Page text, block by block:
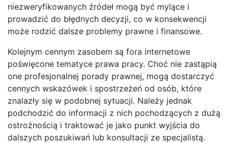
niezweryfikowanych źródeł mogą być mylące i
prowadzić do błędnych decyzji, co w konsekwencji
może rodzić dalsze problemy prawne i finansowe.
Kolejnym cennym zasobem są fora internetowe
poświęcone tematyce prawa pracy. Choć nie zastąpią
one profesjonalnej porady prawnej, mogą dostarczyć
cennych wskazówek i spostrzeżeń od osób, które
znalazły się w podobnej sytuacji. Należy jednak
podchodzić do informacji z nich pochodzących z dużą
ostrożnością i traktować je jako punkt wyjścia do
dalszych poszukiwań lub konsultacji ze specjalistą.